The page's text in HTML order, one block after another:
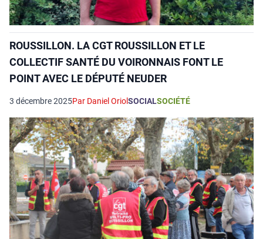
ROUSSILLON. LA CGT ROUSSILLON ET LE
COLLECTIF SANTÉ DU VOIRONNAIS FONT LE
POINT AVEC LE DÉPUTÉ NEUDER
3 décembre 2025Par Daniel OriolSOCIALSOCIÉTÉ